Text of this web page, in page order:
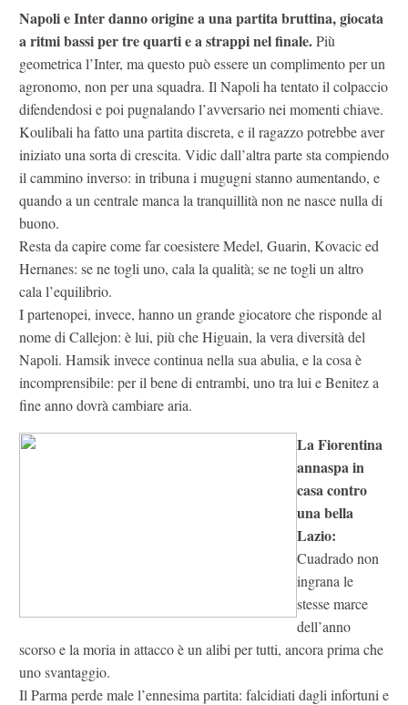
Napoli e Inter danno origine a una partita bruttina, giocata
a ritmi bassi per tre quarti e a strappi nel finale.Più
geometrica l’Inter, ma questo può essere un complimento per un
agronomo, non per una squadra. Il Napoli ha tentato il colpaccio
difendendosi e poi pugnalando l’avversario nei momenti chiave.
Koulibali ha fatto una partita discreta, e il ragazzo potrebbe aver
iniziato una sorta di crescita. Vidic dall’altra parte sta compiendo
il cammino inverso: in tribuna i mugugni stanno aumentando, e
quando a un centrale manca la tranquillità non ne nasce nulla di
buono.
Resta da capire come far coesistere Medel, Guarin, Kovacic ed
Hernanes: se ne togli uno, cala la qualità; se ne togli un altro
cala l’equilibrio.
I partenopei, invece, hanno un grande giocatore che risponde al
nome di Callejon: è lui, più che Higuain, la vera diversità del
Napoli. Hamsik invece continua nella sua abulia, e la cosa è
incomprensibile: per il bene di entrambi, uno tra lui e Benitez a
fine anno dovrà cambiare aria.
La Fiorentina
annaspa in
casa contro
una bella
Lazio:
Cuadrado non
ingrana le
stesse marce
dell’anno
scorso e la moria in attacco è un alibi per tutti, ancora prima che
uno svantaggio.
Il Parma perde male l’ennesima partita: falcidiati dagli infortuni e